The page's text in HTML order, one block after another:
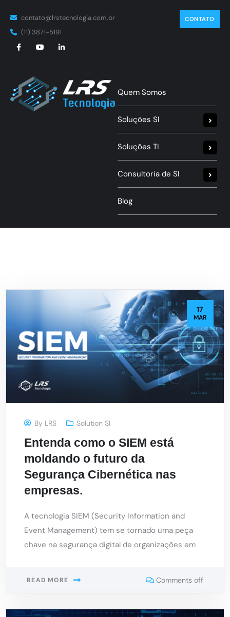
contato@lrstecnologia.com.br
(11) 3871-5191
CONTATO
Quem Somos
Soluções SI
Soluções TI
Consultoria de SI
Blog
17
MAR
By LRS Solution SI
Entenda como o SIEM está
moldando o futuro da
Segurança Cibernética nas
empresas.
A tecnologia SIEM (Security Information and
Event Management) tem se tornado uma peça
chave na segurança digital de organizações em
READ MORE Comments off